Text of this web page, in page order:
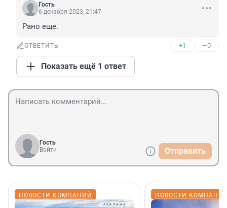
Гость
6 декабря 2023, 21:47
Рано еще.
ОТВЕТИТЬ +1 –0
Показать ещё 1 ответ
Гость
Войти
Отправить
НОВОСТИ КОМПАНИЙ НОВОСТИ